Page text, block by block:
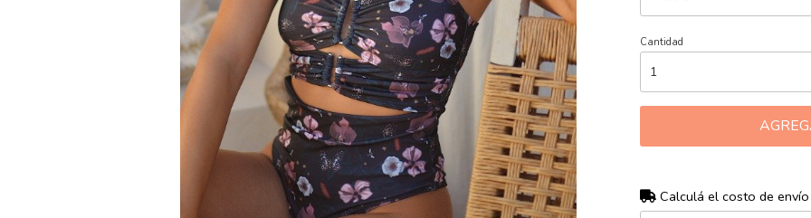
Cantidad
Calculá el costo de envío